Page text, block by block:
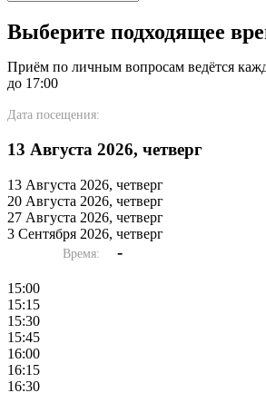
Выберите подходящее
Приём по личным вопросам ведётся
до 17:00
Дата посещения:
13 Августа 2026, четверг
13 Августа 2026, четверг
20 Августа 2026, четверг
27 Августа 2026, четверг
3 Сентября 2026, четверг
Время: -
15:00
15:15
15:30
15:45
16:00
16:15
16:30